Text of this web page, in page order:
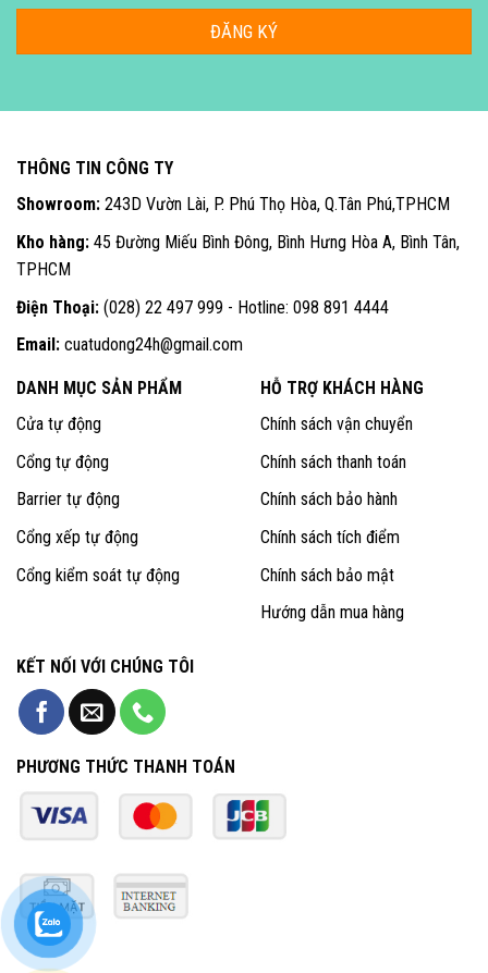
THÔNG TIN CÔNG TY
Showroom: 243D Vườn Lài, P. Phú Thọ Hòa, Q.Tân Phú,TPHCM
Kho hàng: 45 Đường Miếu Bình Đông, Bình Hưng Hòa A, Bình Tân,
TPHCM
Điện Thoại: (028) 22 497 999 - Hotline: 098 891 4444
Email: cuatudong24h@gmail.com
DANH MỤC SẢN PHẨM
Cửa tự động
Cổng tự động
Barrier tự động
Cổng xếp tự động
Cổng kiểm soát tự động
HỖ TRỢ KHÁCH HÀNG
Chính sách vận chuyển
Chính sách thanh toán
Chính sách bảo hành
Chính sách tích điểm
Chính sách bảo mật
Hướng dẫn mua hàng
KẾT NỐI VỚI CHÚNG TÔI
PHƯƠNG THỨC THANH TOÁN